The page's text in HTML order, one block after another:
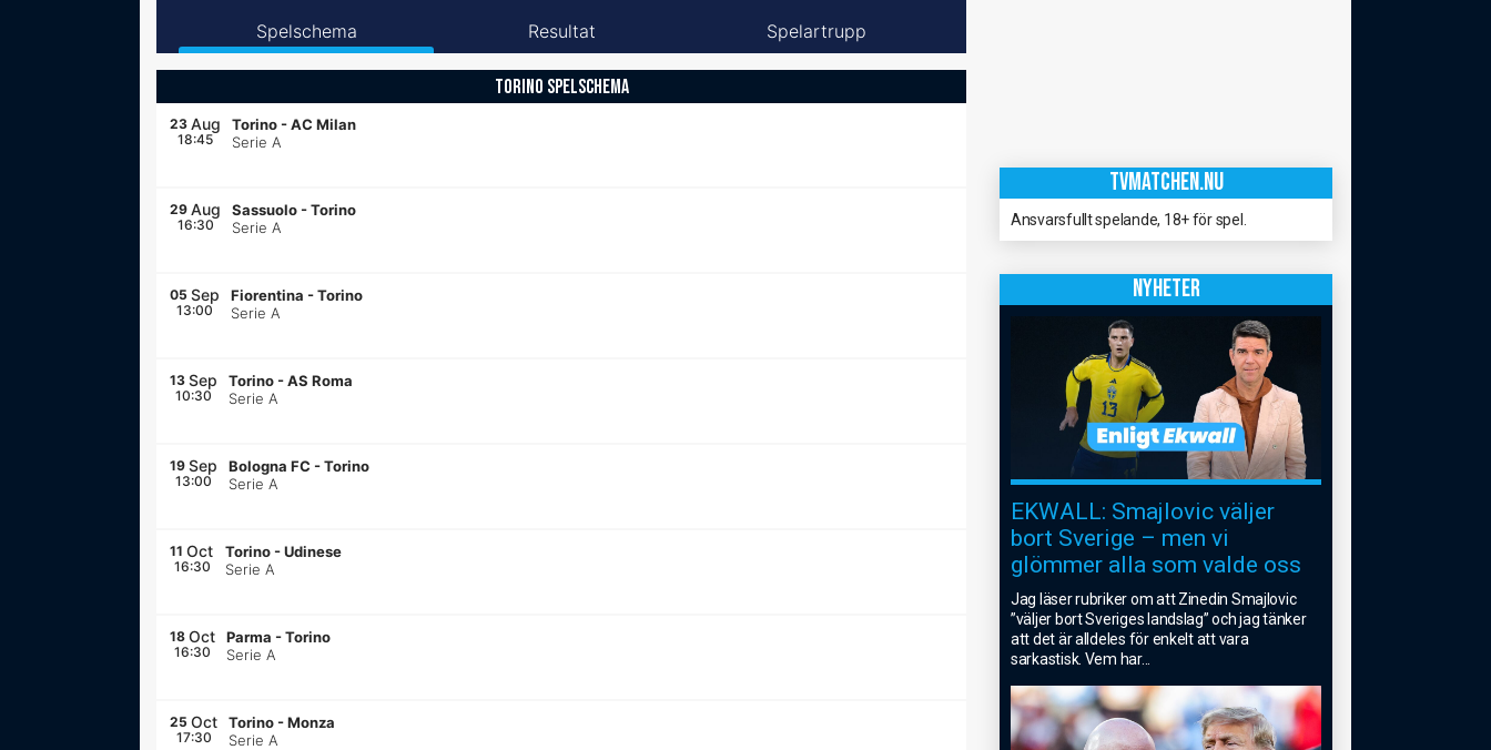
Spelschema Resultat Spelartrupp
TORINO SPELSCHEMA
23 Aug
18:45
Torino -AC Milan
Serie A
29 Aug
16:30
Sassuolo -Torino
Serie A
05 Sep
13:00
Fiorentina -Torino
Serie A
13 Sep
10:30
Torino -AS Roma
Serie A
19 Sep
13:00
Bologna FC -Torino
Serie A
11 Oct
16:30
Torino -Udinese
Serie A
18 Oct
16:30
Parma -Torino
Serie A
25 Oct
17:30
Torino -Monza
Serie A
TVMATCHEN.NU
Ansvarsfullt spelande, 18+ för spel.
NYHETER
EKWALL: Smajlovic väljer
bort Sverige – men vi
glömmer alla som valde oss
Jag läser rubriker om att Zinedin Smajlovic
”väljer bort Sveriges landslag” och jag tänker
att det är alldeles för enkelt att vara
sarkastisk. Vem har...